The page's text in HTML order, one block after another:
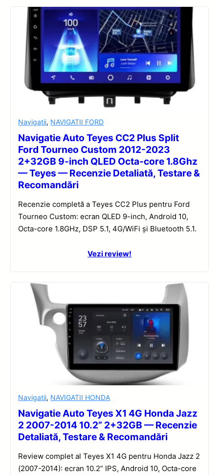
Navigatii, NAVIGATII FORD
Navigatie Auto Teyes CC2 Plus Split
Ford Tourneo Custom 2012-2023
2+32GB 9-inch QLED Octa-core 1.8Ghz
— Teyes — Recenzie Detaliată, Testare &
Recomandări
Recenzie completă a Teyes CC2 Plus pentru Ford
Tourneo Custom: ecran QLED 9-inch, Android 10,
Octa-core 1.8GHz, DSP 5.1, 4G/WiFi și Bluetooth 5.1.
Vezi review!
Navigatii, NAVIGATII HONDA
Navigatie Auto Teyes X1 4G Honda Jazz
2 2007-2014 10.2” 2+32GB — Recenzie
Detaliată, Testare & Recomandări
Review complet al Teyes X1 4G pentru Honda Jazz 2
(2007-2014): ecran 10.2” IPS, Android 10, Octa-core